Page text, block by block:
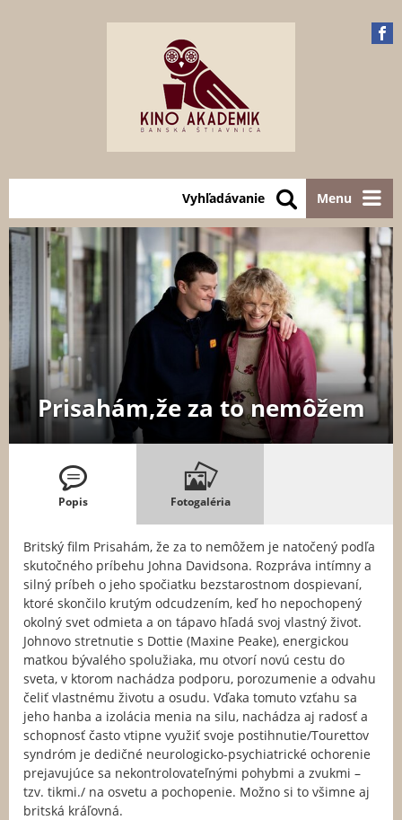
Menu
Vyhľadávanie
Prisahám,že za to nemôžem
Popis Fotogaléria
Britský film Prisahám, že za to nemôžem je natočený podľa
skutočného príbehu Johna Davidsona. Rozpráva intímny a
silný príbeh o jeho spočiatku bezstarostnom dospievaní,
ktoré skončilo krutým odcudzením, keď ho nepochopený
okolný svet odmieta a on tápavo hľadá svoj vlastný život.
Johnovo stretnutie s Dottie (Maxine Peake), energickou
matkou bývalého spolužiaka, mu otvorí novú cestu do
sveta, v ktorom nachádza podporu, porozumenie a odvahu
čeliť vlastnému životu a osudu. Vďaka tomuto vzťahu sa
jeho hanba a izolácia menia na silu, nachádza aj radosť a
schopnosť často vtipne využiť svoje postihnutie/Tourettov
syndróm je dedičné neurologicko-psychiatrické ochorenie
prejavujúce sa nekontrolovateľnými pohybmi a zvukmi –
tzv. tikmi./ na osvetu a pochopenie. Možno si to všimne aj
britská kráľovná.